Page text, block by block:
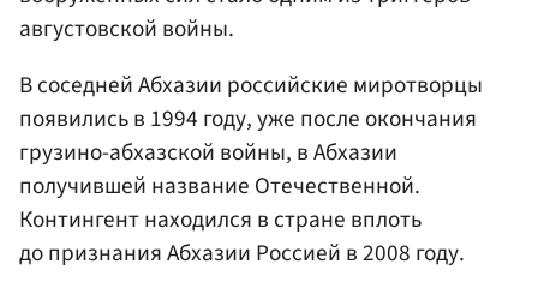
августовской войны.
В соседней Абхазии российские миротворцы
появились в 1994 году, уже после окончания
грузино-абхазской войны, в Абхазии
получившей название Отечественной.
Контингент находился в стране вплоть
до признания Абхазии Россией в 2008 году.